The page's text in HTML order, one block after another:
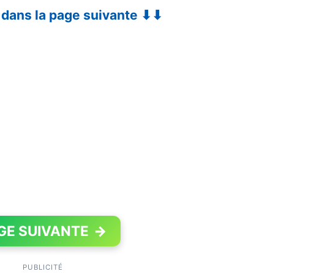
la page suivante ⬇⬇
SUIVANTE →
PUBLICITÉ